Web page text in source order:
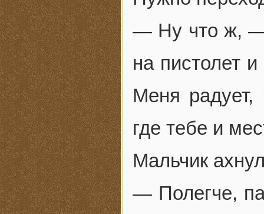
— Ну что ж, —
на пистолет
Меня
где тебе и
Мальчик
— Полегче,